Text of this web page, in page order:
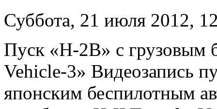
Суббота, 21 июля 2012,
Пуск «H-2B» с грузовым
Vehicle-3» Видеозапись
японским беспилотным